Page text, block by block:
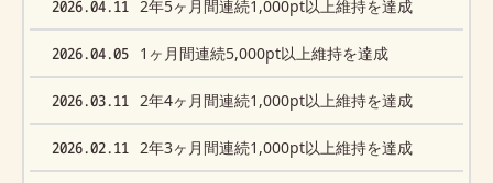
2026.04.11 2年5ヶ月間連続1,000pt以上維持を達成
2026.04.05 1ヶ月間連続5,000pt以上維持を達成
2026.03.11 2年4ヶ月間連続1,000pt以上維持を達成
2026.02.11 2年3ヶ月間連続1,000pt以上維持を達成